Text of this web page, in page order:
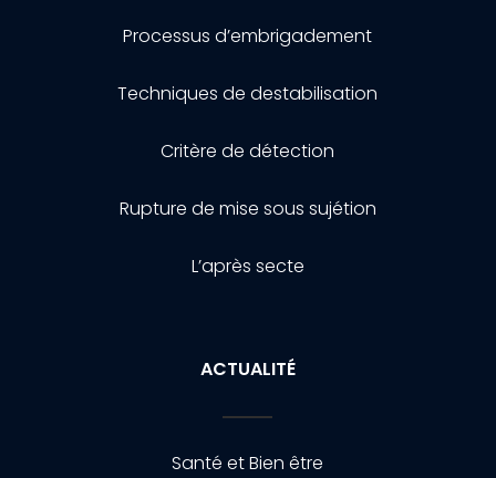
Processus d’embrigadement
Techniques de destabilisation
Critère de détection
Rupture de mise sous sujétion
L’après secte
ACTUALITÉ
Santé et Bien être